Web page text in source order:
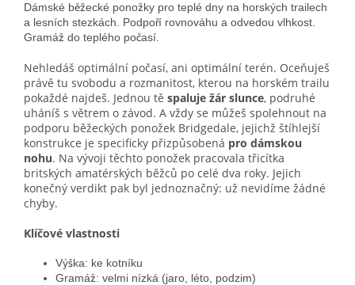
Dámské běžecké ponožky pro teplé dny na horských trailech
a lesních stezkách. Podpoří rovnováhu a odvedou vlhkost.
Gramáž do teplého počasí.
Nehledáš optimální počasí, ani optimální terén. Oceňuješ
právě tu svobodu a rozmanitost, kterou na horském trailu
pokaždé najdeš. Jednou tě spaluje žár slunce, podruhé
uháníš s větrem o závod. A vždy se můžeš spolehnout na
podporu běžeckých ponožek Bridgedale, jejichž štíhlejší
konstrukce je specificky přizpůsobená pro dámskou
nohu. Na vývoji těchto ponožek pracovala třicítka
britských amatérských běžců po celé dva roky. Jejich
konečný verdikt pak byl jednoznačný: už nevidíme žádné
chyby.
Klíčové vlastnosti
Výška: ke kotníku
Gramáž: velmi nízká (jaro, léto, podzim)